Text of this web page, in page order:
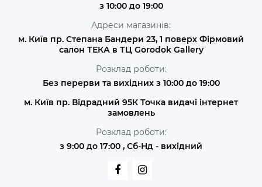
з 10:00 до 19:00
Адреси магазинів:
м. Київ пр. Степана Бандери 23, 1 поверх Фірмовий
салон ТЕКА в ТЦ Gorodok Gallery
Розклад роботи:
Без перерви та вихідних з 10:00 до 19:00
м. Київ пр. Відрадний 95К Точка видачі інтернет
замовлень
Розклад роботи:
з 9:00 до 17:00 , Сб-Нд - вихідний